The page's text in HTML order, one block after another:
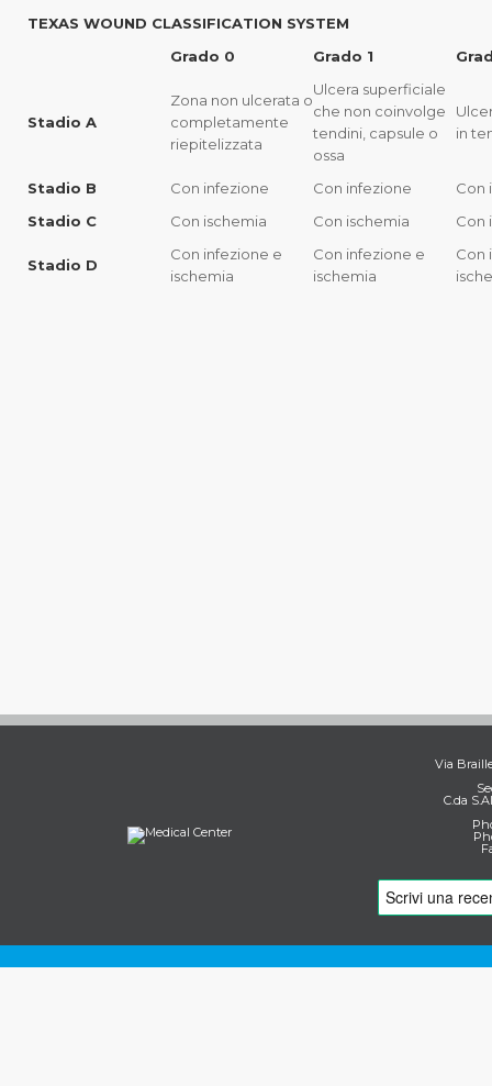
TEXAS WOUND CLASSIFICATION SYSTEM
Grado 0
Grado 1
Stadio A
Zona non ulcerata o
completamente
riepitelizzata
Ulcera superficiale
che non coinvolge
tendini, capsule o
ossa
in
Stadio B Con infezione Con infezione
Con
Stadio C
Con ischemia Con ischemia Con
Stadio D
Con infezione e
ischemia
Con infezione e
ischemia
Con
Via
C.da